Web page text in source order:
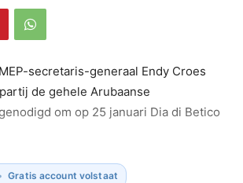
secretaris-generaal Endy Croes
de gehele Arubaanse
om op 25 januari Dia di Betico
Gratis account volstaat